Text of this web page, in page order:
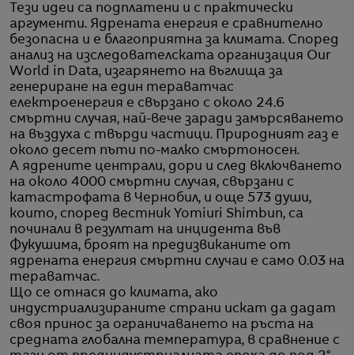
Тези идеи са подплатени и с практически
аргументи. Ядрената енергия е сравнително
безопасна и е благоприятна за климата. Според
анализ на изследователската организация Our
World in Data, изгарянето на въглища за
генериране на един тераватчас
електроенергия е свързано с около 24.6
смъртни случая, най-вече заради замърсяването
на въздуха с твърди частици. Природният газ е
около десет пъти по-малко смъртоносен.
А ядрените централи, дори и след включването
на около 4000 смъртни случая, свързани с
катастрофата в Чернобил, и още 573 души,
които, според вестник Yomiuri Shimbun, са
починали в резултат на инцидента във
Фукушима, броят на предизвиканите от
ядрената енергия смъртни случаи е само 0.03 на
тераватчас.
Що се отнася до климата, ако
индустриализираните страни искат да дадат
своя принос за ограничаването на ръста на
средната глобална температура, в сравнение с